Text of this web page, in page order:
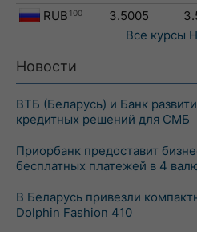
RUB 100 3.5005
Все курсы
Новости
ВТБ (Беларусь) и Банк
кредитных решений для СМБ
Приорбанк предоставит
бесплатных платежей в 4
В Беларусь привезли
Dolphin Fashion 410